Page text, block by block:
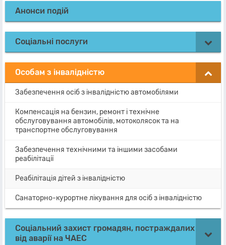
Анонси подій
Соціальні послуги
Особам з інвалідністю
Забезпечення осіб з інвалідністю автомобілями
Компенсація на бензин, ремонт і технічне
обслуговування автомобілів, мотоколясок та на
транспортне обслуговування
Забезпечення технічними та іншими засобами
реабілітації
Реабілітація дітей з інвалідністю
Санаторно-курортне лікування для осіб з інвалідністю
Соціальний захист громадян, постраждалих
від аварії на ЧАЕС